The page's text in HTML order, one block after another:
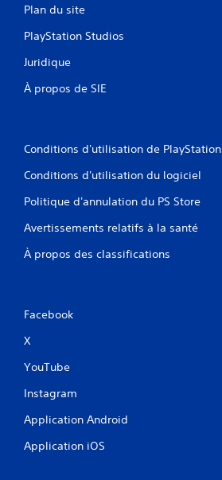
Plan du site
PlayStation Studios
Juridique
À propos de SIE
Conditions d'utilisation de PlayStation
Conditions d'utilisation du logiciel
Politique d'annulation du PS Store
Avertissements relatifs à la santé
À propos des classifications
Facebook
X
YouTube
Instagram
Application Android
Application iOS